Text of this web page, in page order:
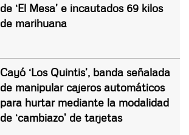
de ‘El Mesa’ e incautados 69 kilos
de marihuana
Cayó ‘Los Quintis’, banda señalada
de manipular cajeros automáticos
para hurtar mediante la modalidad
de ‘cambiazo’ de tarjetas